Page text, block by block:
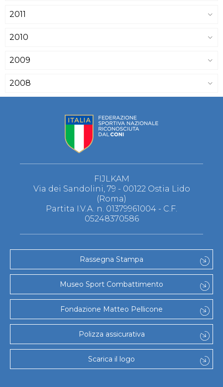
2011
2010
2009
2008
FIJLKAM
Via dei Sandolini, 79 - 00122 Ostia Lido
(Roma)
Partita I.V.A. n. 01379961004 - C.F.
05248370586
Rassegna Stampa
Museo Sport Combattimento
Fondazione Matteo Pellicone
Polizza assicurativa
Scarica il logo